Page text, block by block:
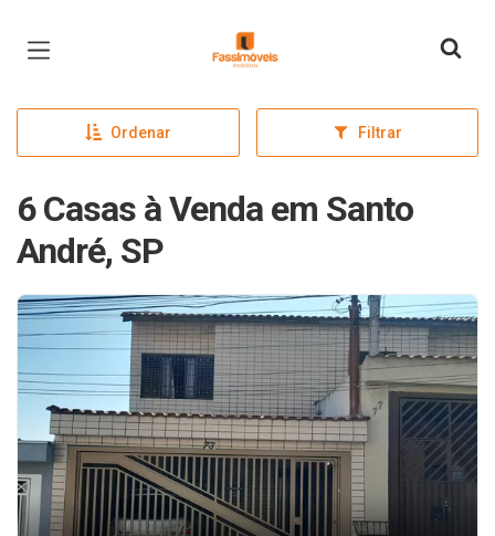
Página inicial
Ordenar Filtrar
6 Casas à Venda em Santo
André, SP